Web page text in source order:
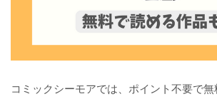
コミックシーモアでは、ポイント不要で